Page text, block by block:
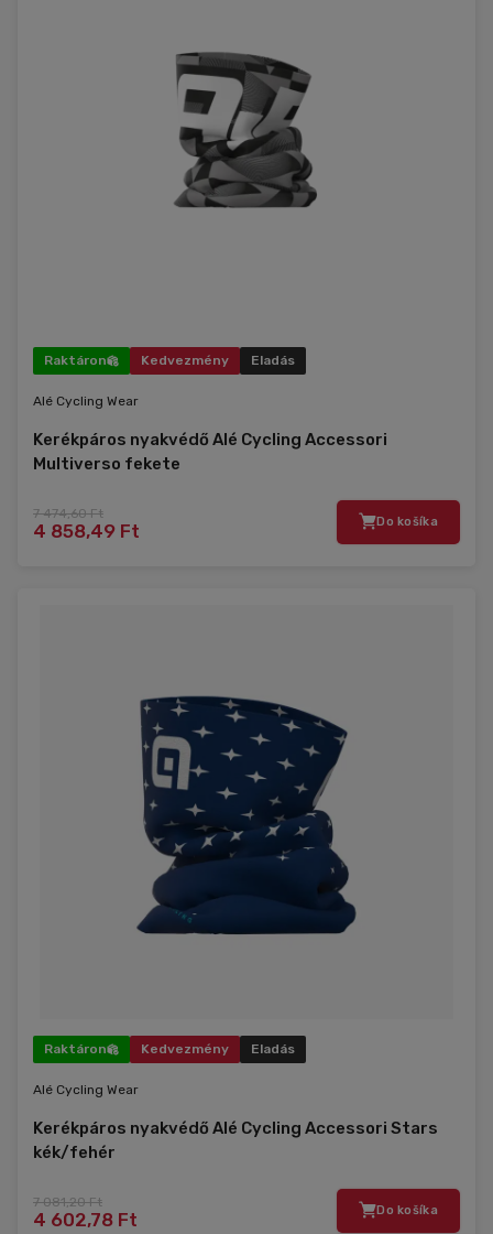
Raktáron Kedvezmény Eladás
Alé Cycling Wear
Kerékpáros nyakvédő Alé Cycling Accessori
Multiverso fekete
7 474,60 Ft
4 858,49 Ft Do košíka
Raktáron Kedvezmény Eladás
Alé Cycling Wear
Kerékpáros nyakvédő Alé Cycling Accessori Stars
kék/fehér
7 081,20 Ft
4 602,78 Ft Do košíka